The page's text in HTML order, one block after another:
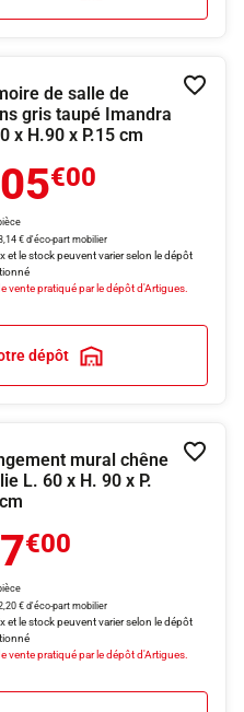
de salle de
gris taupé Imandra
x H.90 x P.15 cm
€00
€ d'éco-part mobilier
et le stock peuvent varier selon le dépôt
vente pratiqué par le dépôt d'Artigues.
dépôt
mural chêne
L. 60 x H. 90 x P.
€00
€ d'éco-part mobilier
et le stock peuvent varier selon le dépôt
vente pratiqué par le dépôt d'Artigues.